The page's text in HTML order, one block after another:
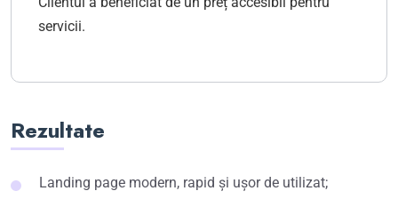
servicii.
Rezultate
Landing page modern, rapid și ușor de utilizat;